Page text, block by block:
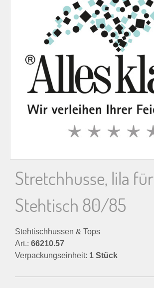
a
h
Stretchhusse, lila für
Stehtisch 80/85
Stehtischhussen & Tops
Art.: 66210.57
Verpackungseinheit: 1 Stück